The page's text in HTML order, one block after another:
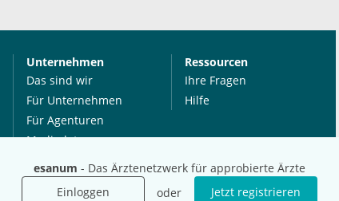
esanum - Das Ärztenetzwerk für approbierte Ärzte
Einloggen
oder Jetzt registrieren
Unternehmen
Das sind wir
Für Unternehmen
Für Agenturen
Mediadaten
Karriere
Ressourcen
Ihre Fragen
Hilfe